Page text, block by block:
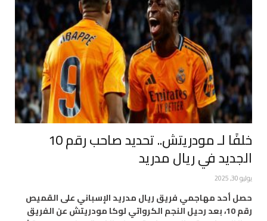
خلفًا لـ مودريتش.. تحديد صاحب رقم 10
الجديد في ريال مدريد
يوليو 30, 2025
حصل أحد مهاجمي فريق ريال مدريد الإسباني على القميص
رقم 10، بعد رحيل النجم الكرواتي لوكا مودريتش عن الفريق